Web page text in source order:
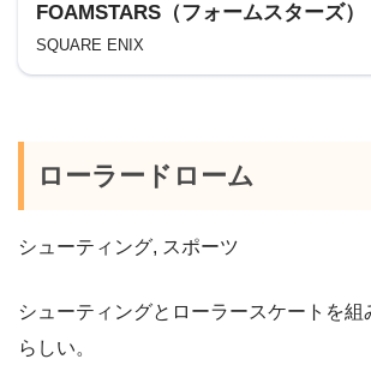
FOAMSTARS（フォームスターズ）
SQUARE ENIX
ローラードローム
シューティング, スポーツ
シューティングとローラースケートを組
らしい。